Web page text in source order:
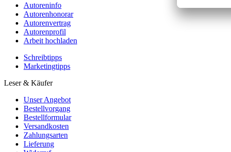
Autoreninfo
Autorenhonorar
Autorenvertrag
Autorenprofil
Arbeit hochladen
Schreibtipps
Marketingtipps
Leser & Käufer
Unser Angebot
Bestellvorgang
Bestellformular
Versandkosten
Zahlungsarten
Lieferung